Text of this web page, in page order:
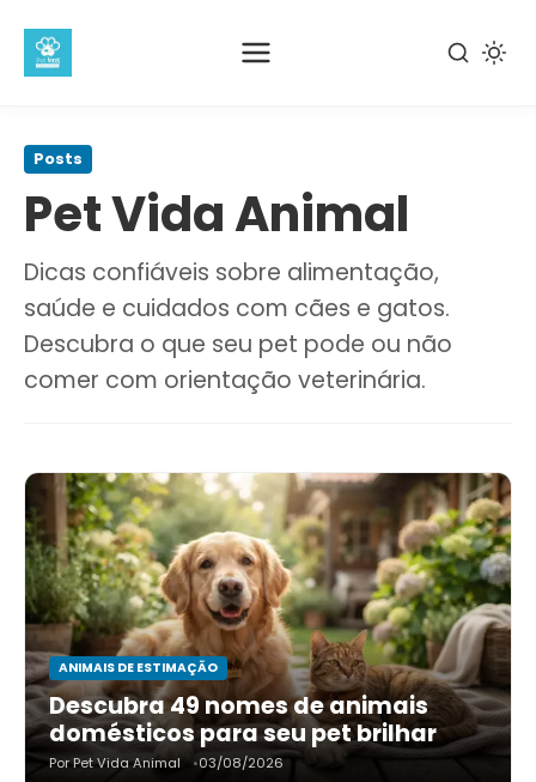
para
conteúdo
principal
Posts
Pet Vida Animal
Dicas confiáveis sobre alimentação,
saúde e cuidados com cães e gatos.
Descubra o que seu pet pode ou não
comer com orientação veterinária.
ANIMAIS DE ESTIMAÇÃO
Descubra 49 nomes de animais
domésticos para seu pet brilhar
Por Pet Vida Animal 03/08/2026